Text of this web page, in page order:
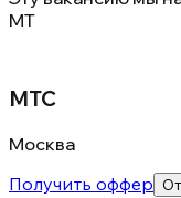
МТ
МТС
Москва
Получить оффер